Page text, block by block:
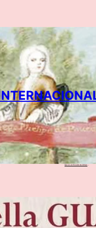
Que es un Escudo de Armas